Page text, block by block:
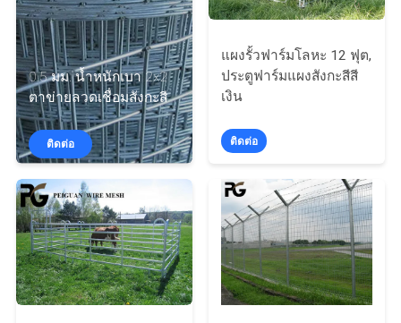
เรา
ทัวร์
โรงงาน
ควบคุม
คุณภาพ
ติดต่อ
0.5 มม. น้ำหนักเบา 2x2
ตาข่ายลวดเชื่อมสังกะสี
ติดต่อ
แผงรั้วฟาร์มโลหะ 12 ฟุต,
ประตูฟาร์มแผงสังกะสีสี
เงิน
ติดต่อ